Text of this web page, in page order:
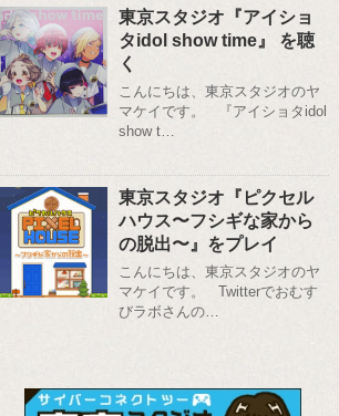
東京スタジオ『アイショ
タidol show time』 を聴
く
こんにちは、東京スタジオのヤ
マケイです。 『アイショタidol
show t…
東京スタジオ『ピクセル
ハウス〜フシギな家から
の脱出〜』をプレイ
こんにちは、東京スタジオのヤ
マケイです。 Twitterでおむす
びラボさんの…